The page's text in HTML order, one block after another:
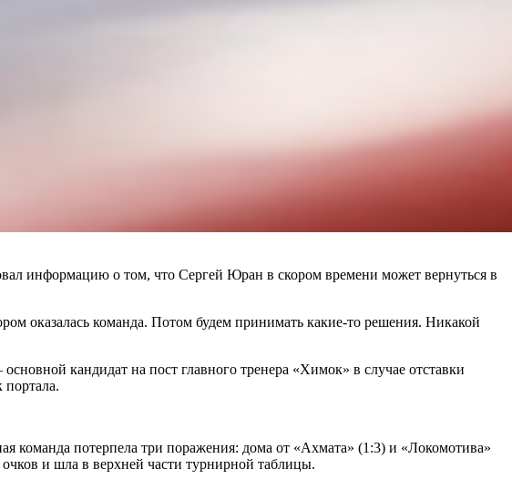
информацию о том, что Сергей Юран в скором времени может вернуться в
оказалась команда. Потом будем принимать какие-то решения. Никакой
кандидат на пост главного тренера «Химок» в случае отставки
команда потерпела три поражения: дома от «Ахмата» (1:3) и «Локомотива»
и шла в верхней части турнирной таблицы.